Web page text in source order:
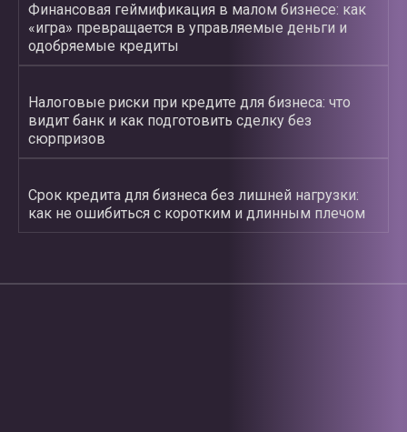
Финансовая геймификация в малом бизнесе: как
«игра» превращается в управляемые деньги и
одобряемые кредиты
Налоговые риски при кредите для бизнеса: что
видит банк и как подготовить сделку без
сюрпризов
Срок кредита для бизнеса без лишней нагрузки:
как не ошибиться с коротким и длинным плечом